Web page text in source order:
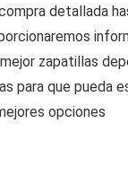
detallada
zapatillas
para que pueda
opciones